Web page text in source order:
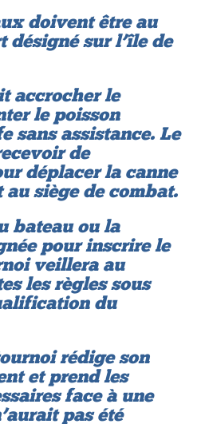
doivent être au
désigné sur l’île de
accrocher le
le poisson
sans assistance. Le
de
déplacer la canne
siège de combat.
bateau ou la
pour inscrire le
veillera au
les règles sous
du
rédige son
et prend les
face à une
pas été